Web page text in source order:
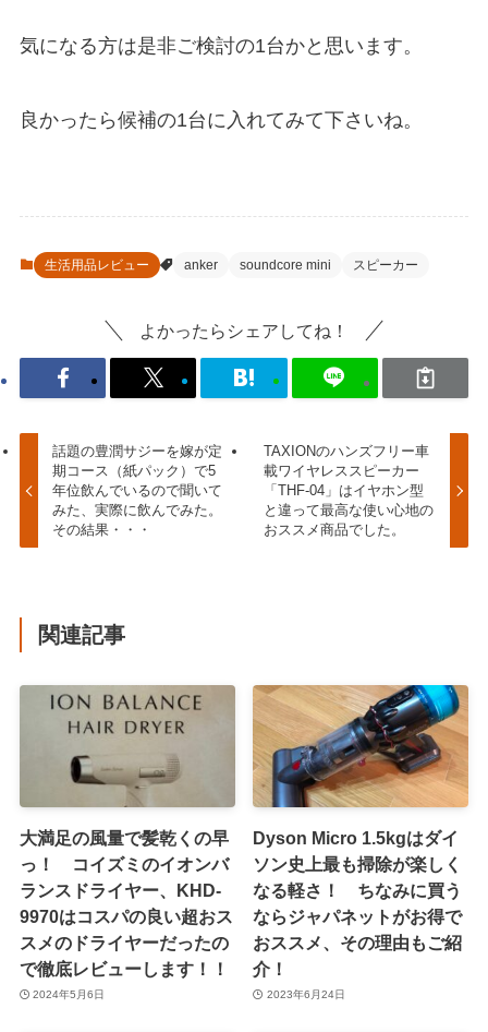
気になる方は是非ご検討の1台かと思います。
良かったら候補の1台に入れてみて下さいね。
生活用品レビュー anker soundcore mini スピーカー
よかったらシェアしてね！
話題の豊潤サジーを嫁が定
期コース（紙パック）で5
年位飲んでいるので聞いて
みた、実際に飲んでみた。
その結果・・・
TAXIONのハンズフリー車
載ワイヤレススピーカー
「THF-04」はイヤホン型
と違って最高な使い心地の
おススメ商品でした。
関連記事
大満足の風量で髪乾くの早
っ！ コイズミのイオンバ
ランスドライヤー、KHD-
9970はコスパの良い超おス
スメのドライヤーだったの
で徹底レビューします！！
2024年5月6日
Dyson Micro 1.5kgはダイ
ソン史上最も掃除が楽しく
なる軽さ！ ちなみに買う
ならジャパネットがお得で
おススメ、その理由もご紹
介！
2023年6月24日